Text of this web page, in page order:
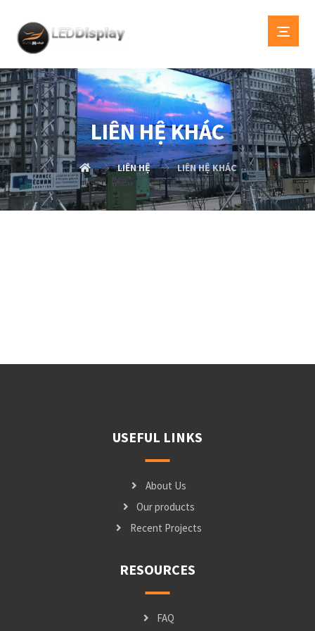
LIÊN HỆ KHÁC
LIÊN HỆ LIÊN HỆ KHÁC
USEFUL LINKS
About Us
Our products
Recent Projects
RESOURCES
FAQ